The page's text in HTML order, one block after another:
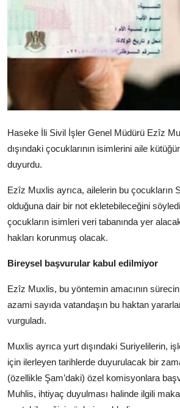
İletişim
Türkçe
Haseke İli Sivil İşler Genel Müdürü Ezîz
dışındaki çocuklarının isimlerini aile
duyurdu.
Ezîz Muxlis ayrıca, ailelerin bu çocukların
olduğuna dair bir not ekletebileceğini
çocukların isimleri veri tabanında yer
hakları korunmuş olacak.
Bireysel başvurular kabul edilmiyor
Ezîz Muxlis, bu yöntemin amacının
azami sayıda vatandaşın bu haktan
vurguladı.
Muxlis ayrıca yurt dışındaki Suriyelilerin,
için ilerleyen tarihlerde duyurulacak bir
(özellikle Şam’daki) özel komisyonlara
Muhlis, ihtiyaç duyulması halinde ilgili